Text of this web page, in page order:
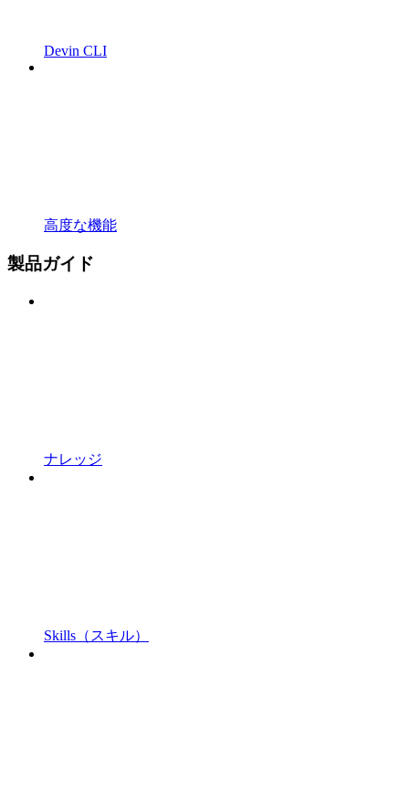
Devin CLI
高度な機能
製品ガイド
ナレッジ
Skills（スキル）